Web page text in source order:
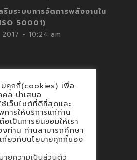
ริมระบบการจัดการพลังงานใน
50001)
- 10:24 am
คคล
บคุกกี้(cookies) เพื่อ
ล นำเสนอ
เว็บไซต์ที่ดีที่สุดและ
ารให้บริการแก่ท่าน
อเป็นการยินยอมให้เรา
งท่าน ท่านสามารถศึกษา
กี่ยวกับนโยบายคุกกี้ของ
ายความเป็นส่วนตัว